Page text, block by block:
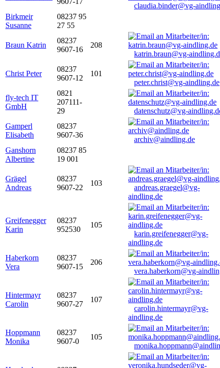
claudia.binder@vg-
Birkmeir
Susanne
08237 95
27 55
Braun Katrin
08237
9607-16
208
katrin.braun@vg-
Christ Peter
08237
9607-12
101
peter.christ@vg-aindling.de
fly-tech IT
GmbH
0821
207111-
29
datenschutz@vg-
Gamperl
Elisabeth
08237
9607-36
archiv@aindling.de
Ganshorn
Albertine
08237 85
19 001
Grägel
Andreas
08237
9607-22
103
andreas.graegel@vg-
aindling.de
Greifenegger
Karin
08237
952530
105
karin.greifenegger@vg-
aindling.de
Haberkorn
Vera
08237
9607-15
206
vera.haberkorn@vg-
Hintermayr
Carolin
08237
9607-27
107
carolin.hintermayr@vg-
aindling.de
Hoppmann
Monika
08237
9607-0
105